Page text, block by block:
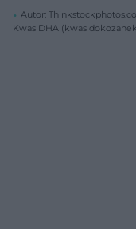
Autor:
Kwas DHA (kwas dokozaheksaenowy) wykazuje wyjątkowe